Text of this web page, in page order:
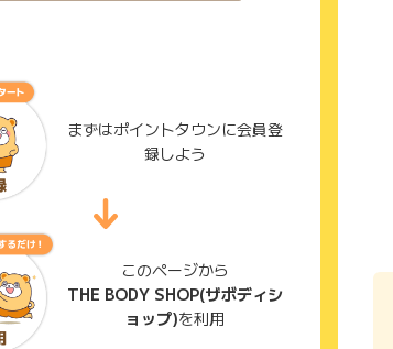
まずはポイントタウンに会員登
録しよう
このページから
THE BODY SHOP(ザボディシ
ョップ)を利用